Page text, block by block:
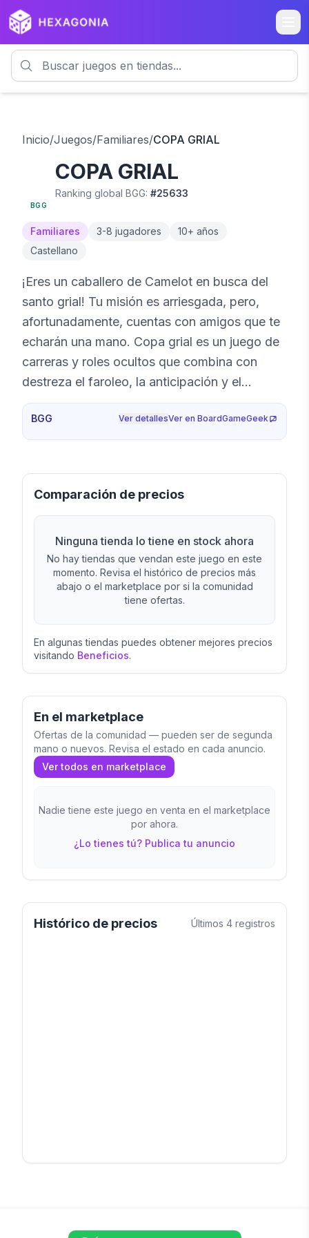
Inicio/Juegos/Familiares/COPA GRIAL
BGG
COPA GRIAL
Ranking global BGG: #25633
Familiares 3-8 jugadores 10+ años
Castellano
¡Eres un caballero de Camelot en busca del
santo grial! Tu misión es arriesgada, pero,
afortunadamente, cuentas con amigos que te
echarán una mano. Copa grial es un juego de
carreras y roles ocultos que combina con
destreza el faroleo, la anticipación y el
embuste. 1. Elige bien a tu aliado… 2. Utiliza la
habilidad de tu aliado para dejar atrás a tus
oponentes o para colocar obstáculos en su
ladrones e incluso un dragón podrían
boicotear tu misión! 3. Obtendrá el Grial aquel
caballero que sea más rápido, más listo… y
más astuto.
BGG Ver detallesVer en BoardGameGeek
Comparación de precios
Ninguna tienda lo tiene en stock ahora
No hay tiendas que vendan este juego en este
momento. Revisa el histórico de precios más
abajo o el marketplace por si la comunidad
tiene ofertas.
En algunas tiendas puedes obtener mejores precios
visitando Beneficios.
En el marketplace
Ofertas de la comunidad — pueden ser de segunda
mano o nuevos. Revisa el estado en cada anuncio.
Ver todos en marketplace
Nadie tiene este juego en venta en el marketplace
por ahora.
¿Lo tienes tú? Publica tu anuncio
Histórico de precios Últimos 4 registros